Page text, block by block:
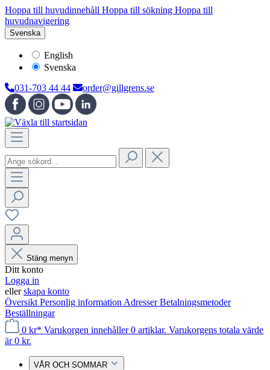
Hoppa till huvudinnehåll Hoppa till sökning Hoppa till
huvudnavigering
Svenska
English
Svenska
031-703 44 44
order@gillgrens.se
Stäng menyn
Ditt konto
Logga in
ellerskapa konto
Översikt Personlig information AdresserBetalningsmetoder
Beställningar
0 kr* Varukorgen innehåller 0 artiklar. Varukorgens totala värde
är 0 kr.
VÅR OCH SOMMAR